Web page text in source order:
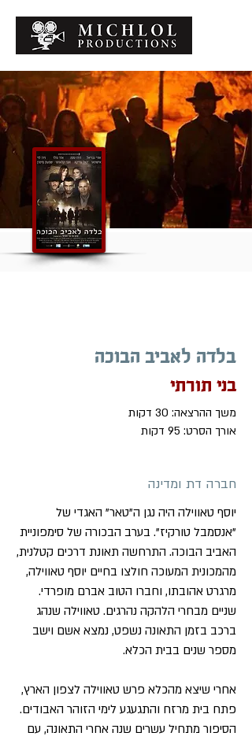
בלדה לאביב הבוכה
בני תורתי
משך ההרצאה: 30 דקות
אורך הסרט: 95 דקות
חברה דת ומדינה
יוסף טאווילה היה נגן ה"טאר" האגדי של
"אנסמבל טורקיז". בערב הבכורה של סימפוניית
האביב הבוכה. התרחשה תאונת דרכים קטלנית,
מהמכונית המעוכה חולצו בחיים יוסף טאווילה,
מרגרט אהובתו, וחברו הטוב אברם מופרדי.
שניים מבחרי הלהקה נהרגים. טאווילה שנהג
ברכב בזמן התאונה נשפט, נמצא אשם וישב
מספר שנים בבית הכלא.
אחרי שיצא מהכלא פרש טאווילה לצפון הארץ,
פתח בית מרזח והתגעגע לימי הזוהר האבודים.
הסיפור מתחיל עשרים שנה אחרי התאונה, עם